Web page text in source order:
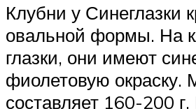
Клубни у Синеглазки
овальной формы. На
глазки, они имеют
фиолетовую окраску.
составляет 160-200